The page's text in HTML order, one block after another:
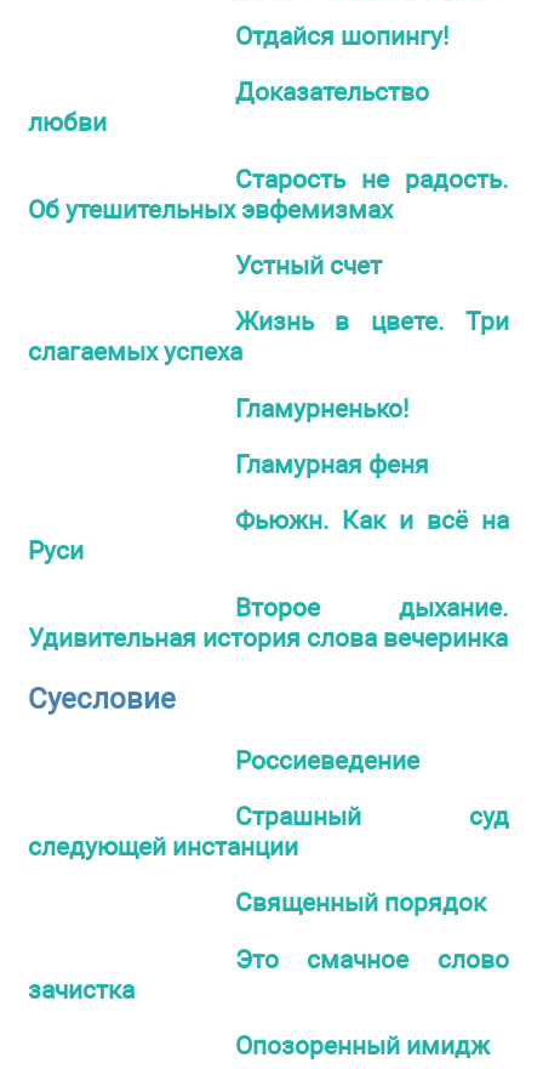
Отдайся шопингу!
Доказательство
любви
Старость не радость.
Об утешительных эвфемизмах
Устный счет
Жизнь в цвете. Три
слагаемых успеха
Гламурненько!
Гламурная феня
Фьюжн. Как и всё на
Руси
Второе дыхание.
Удивительная история слова вечеринка
Суесловие
Россиеведение
Страшный суд
следующей инстанции
Священный порядок
Это смачное слово
зачистка
Опозоренный имидж